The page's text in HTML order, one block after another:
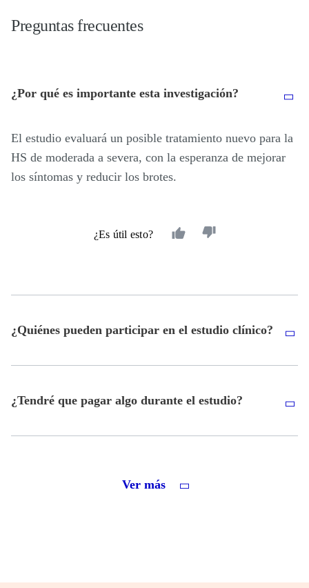
Preguntas frecuentes
¿Por qué es importante esta investigación?
El estudio evaluará un posible tratamiento nuevo para la
HS de moderada a severa, con la esperanza de mejorar
los síntomas y reducir los brotes.
¿Es útil esto?
¿Quiénes pueden participar en el estudio clínico?
¿Tendré que pagar algo durante el estudio?
Ver más